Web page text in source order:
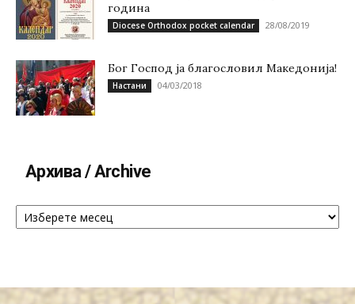
година
Diocese Orthodox pocket calendar 28/08/2019
Бог Господ ја благословил Македонија!
Настани 04/03/2018
Архива / Archive
Архива